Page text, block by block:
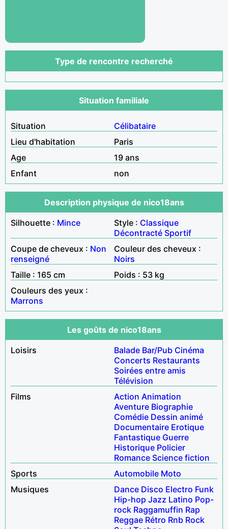
Type de rencontre recherché
Situation familiale
Situation
Célibataire
Lieu d'habitation
Paris
Age
19 ans
Enfant
non
Description physique de nico18ans
Silhouette : Mince Style : Classique
Décontracté Sportif
Coupe de cheveux : Non
renseigné
Couleur des cheveux :
Noirs
Taille : 165 cm
Poids : 53 kg
Couleurs des yeux :
Marrons
Les goûts de nico18ans
Loisirs
Balade Bar/Pub Cinéma
Concerts Restaurants
Soirées entre amis
Télévision
Films
Action Animation
Aventure Biographie
Comédie Dessin animé
Documentaire Erotique
Fantastique Guerre
Historique Policier
Romance Science fiction
Sports
Automobile Moto
Musiques
Dance Disco Electro Funk
Hip-hop Jazz Latino Pop-
rock Raggamuffin Rap
Reggae Rétro Rnb Rock